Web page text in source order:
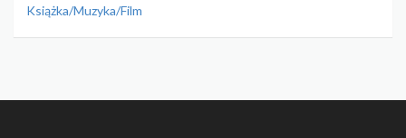
Książka/Muzyka/Film